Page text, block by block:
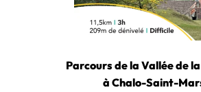
Parcours de la Vallée de
à Chalo-Saint-